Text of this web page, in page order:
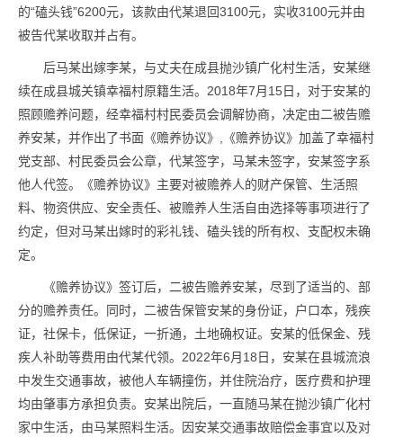
的“磕头钱”6200元，该款由代某退回3100元，实收3100元并由
被告代某收取并占有。
后马某出嫁李某，与丈夫在成县抛沙镇广化村生活，安某继
续在成县城关镇幸福村原籍生活。2018年7月15日，对于安某的
照顾赡养问题，经幸福村村民委员会调解协商，决定由二被告赡
养安某，并作出了书面《赡养协议》,《赡养协议》加盖了幸福村
党支部、村民委员会公章，代某签字，马某未签字，安某签字系
他人代签。《赡养协议》主要对被赡养人的财产保管、生活照
料、物资供应、安全责任、被赡养人生活自由选择等事项进行了
约定，但对马某出嫁时的彩礼钱、磕头钱的所有权、支配权未确
定。
《赡养协议》签订后，二被告赡养安某，尽到了适当的、部
分的赡养责任。同时，二被告保管安某的身份证，户口本，残疾
证，社保卡，低保证，一折通，土地确权证。安某的低保金、残
疾人补助等费用由代某代领。2022年6月18日，安某在县城流浪
中发生交通事故，被他人车辆撞伤，并住院治疗，医疗费和护理
均由肇事方承担负责。安某出院后，一直随马某在抛沙镇广化村
家中生活，由马某照料生活。因安某交通事故赔偿金事宜以及对